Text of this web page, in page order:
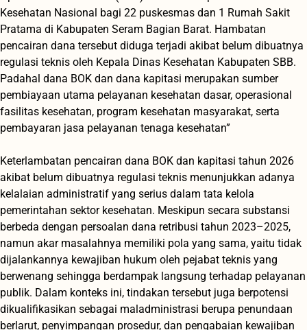
Kesehatan Nasional bagi 22 puskesmas dan 1 Rumah Sakit
Pratama di Kabupaten Seram Bagian Barat. Hambatan
pencairan dana tersebut diduga terjadi akibat belum dibuatnya
regulasi teknis oleh Kepala Dinas Kesehatan Kabupaten SBB.
Padahal dana BOK dan dana kapitasi merupakan sumber
pembiayaan utama pelayanan kesehatan dasar, operasional
fasilitas kesehatan, program kesehatan masyarakat, serta
pembayaran jasa pelayanan tenaga kesehatan”
‎Keterlambatan pencairan dana BOK dan kapitasi tahun 2026
akibat belum dibuatnya regulasi teknis menunjukkan adanya
kelalaian administratif yang serius dalam tata kelola
pemerintahan sektor kesehatan. Meskipun secara substansi
berbeda dengan persoalan dana retribusi tahun 2023–2025,
namun akar masalahnya memiliki pola yang sama, yaitu tidak
dijalankannya kewajiban hukum oleh pejabat teknis yang
berwenang sehingga berdampak langsung terhadap pelayanan
publik. Dalam konteks ini, tindakan tersebut juga berpotensi
dikualifikasikan sebagai maladministrasi berupa penundaan
berlarut, penyimpangan prosedur, dan pengabaian kewajiban